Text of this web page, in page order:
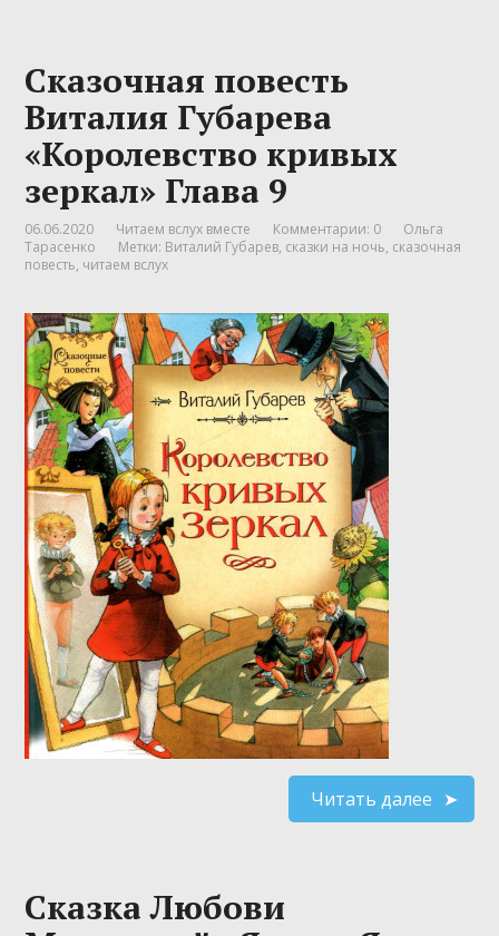
Сказочная повесть
Виталия Губарева
«Королевство кривых
зеркал» Глава 9
06.06.2020 Читаем вслух вместе Комментарии: 0
Ольга
Тарасенко
Метки: Виталий Губарев, сказки на ночь, сказочная
повесть, читаем вслух
Читать далее
Сказка Любови